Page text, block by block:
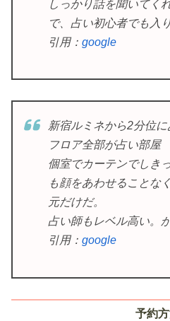
しっかり話を聞いてく
で、占い初心者でも入
引用： google
新宿ルミネから2分位
フロア全部が占い部屋
個室でカーテンでしき
も顔をあわせることな
元だけだ。
占い師もレベル高い。
引用： google
予約